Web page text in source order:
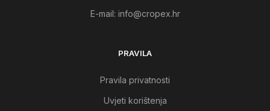
E-mail: info@cropex.hr
PRAVILA
Pravila privatnosti
Uvjeti korištenja